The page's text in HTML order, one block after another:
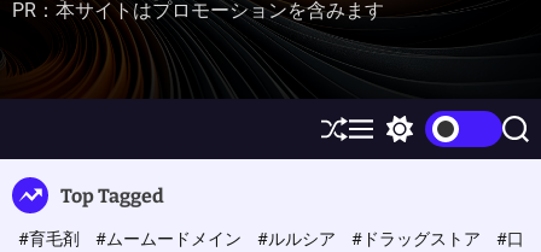
PR：本サイトはプロモーションを含みます
S
h
e
M
e w
h
S
e
h
Top Tagged
#育毛剤 #ムームードメイン #ルルシア #ドラッグストア
#口